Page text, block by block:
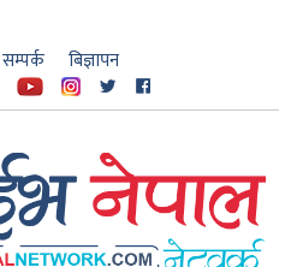
सम्पर्क बिज्ञापन